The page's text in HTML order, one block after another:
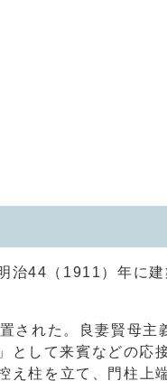
44（1911）年に建
れた。良妻賢母主
として来賓などの応
え柱を立て、門柱上